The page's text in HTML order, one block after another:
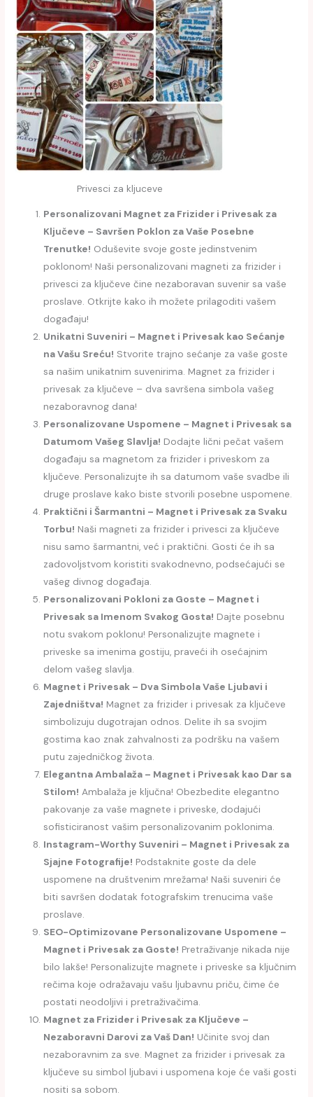
Privesci za kljuceve
Personalizovani Magnet za Frizider i Privesak za
Ključeve – Savršen Poklon za Vaše Posebne
Trenutke! Oduševite svoje goste jedinstvenim
poklonom! Naši personalizovani magneti za frizider i
privesci za ključeve čine nezaboravan suvenir sa vaše
proslave. Otkrijte kako ih možete prilagoditi vašem
događaju!
Unikatni Suveniri – Magnet i Privesak kao Sećanje
na Vašu Sreću! Stvorite trajno sećanje za vaše goste
sa našim unikatnim suvenirima. Magnet za frizider i
privesak za ključeve – dva savršena simbola vašeg
nezaboravnog dana!
Personalizovane Uspomene – Magnet i Privesak sa
Datumom Vašeg Slavlja! Dodajte lični pečat vašem
događaju sa magnetom za frizider i priveskom za
ključeve. Personalizujte ih sa datumom vaše svadbe ili
druge proslave kako biste stvorili posebne uspomene.
Praktični i Šarmantni – Magnet i Privesak za Svaku
Torbu! Naši magneti za frizider i privesci za ključeve
nisu samo šarmantni, već i praktični. Gosti će ih sa
zadovoljstvom koristiti svakodnevno, podsećajući se
vašeg divnog događaja.
Personalizovani Pokloni za Goste – Magnet i
Privesak sa Imenom Svakog Gosta! Dajte posebnu
notu svakom poklonu! Personalizujte magnete i
priveske sa imenima gostiju, praveći ih osećajnim
delom vašeg slavlja.
Magnet i Privesak – Dva Simbola Vaše Ljubavi i
Zajedništva! Magnet za frizider i privesak za ključeve
simbolizuju dugotrajan odnos. Delite ih sa svojim
gostima kao znak zahvalnosti za podršku na vašem
putu zajedničkog života.
Elegantna Ambalaža – Magnet i Privesak kao Dar sa
Stilom! Ambalaža je ključna! Obezbedite elegantno
pakovanje za vaše magnete i priveske, dodajući
sofisticiranost vašim personalizovanim poklonima.
Instagram-Worthy Suveniri – Magnet i Privesak za
Sjajne Fotografije! Podstaknite goste da dele
uspomene na društvenim mrežama! Naši suveniri će
biti savršen dodatak fotografskim trenucima vaše
proslave.
SEO-Optimizovane Personalizovane Uspomene –
Magnet i Privesak za Goste! Pretraživanje nikada nije
bilo lakše! Personalizujte magnete i priveske sa ključnim
rečima koje odražavaju vašu ljubavnu priču, čime će
postati neodoljivi i pretraživačima.
Magnet za Frizider i Privesak za Ključeve –
Nezaboravni Darovi za Vaš Dan! Učinite svoj dan
nezaboravnim za sve. Magnet za frizider i privesak za
ključeve su simbol ljubavi i uspomena koje će vaši gosti
nositi sa sobom.